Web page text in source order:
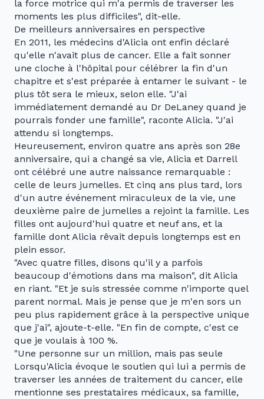
la force motrice qui m'a permis de traverser les
moments les plus difficiles", dit-elle.
De meilleurs anniversaires en perspective
En 2011, les médecins d'Alicia ont enfin déclaré
qu'elle n'avait plus de cancer. Elle a fait sonner
une cloche à l'hôpital pour célébrer la fin d'un
chapitre et s'est préparée à entamer le suivant - le
plus tôt sera le mieux, selon elle. "J'ai
immédiatement demandé au Dr DeLaney quand je
pourrais fonder une famille", raconte Alicia. "J'ai
attendu si longtemps.
Heureusement, environ quatre ans après son 28e
anniversaire, qui a changé sa vie, Alicia et Darrell
ont célébré une autre naissance remarquable :
celle de leurs jumelles. Et cinq ans plus tard, lors
d'un autre événement miraculeux de la vie, une
deuxième paire de jumelles a rejoint la famille. Les
filles ont aujourd'hui quatre et neuf ans, et la
famille dont Alicia rêvait depuis longtemps est en
plein essor.
"Avec quatre filles, disons qu'il y a parfois
beaucoup d'émotions dans ma maison", dit Alicia
en riant. "Et je suis stressée comme n'importe quel
parent normal. Mais je pense que je m'en sors un
peu plus rapidement grâce à la perspective unique
que j'ai", ajoute-t-elle. "En fin de compte, c'est ce
que je voulais à 100 %.
"Une personne sur un million, mais pas seule
Lorsqu'Alicia évoque le soutien qui lui a permis de
traverser les années de traitement du cancer, elle
mentionne ses prestataires médicaux, sa famille,